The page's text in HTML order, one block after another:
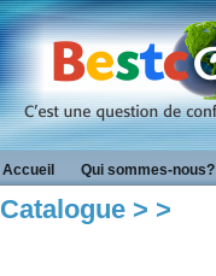
Accueil Qui sommes-nous?
Catalogue > >